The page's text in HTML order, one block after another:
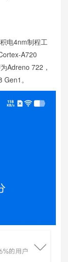
电4nm制程工
A720
Adreno 722，
。